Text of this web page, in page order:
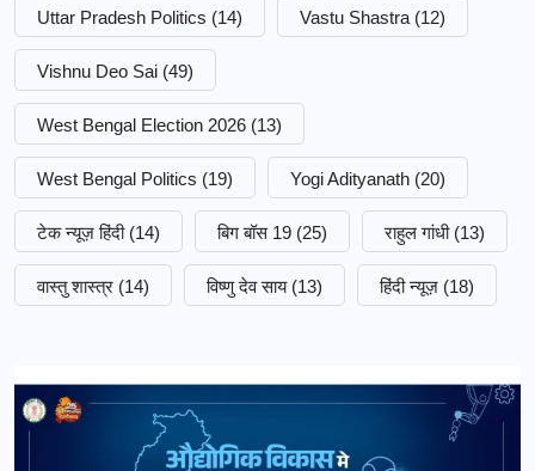
Uttar Pradesh Politics (14) Vastu Shastra (12)
Vishnu Deo Sai (49)
West Bengal Election 2026 (13)
West Bengal Politics (19) Yogi Adityanath (20)
टेक न्यूज़ हिंदी (14) बिग बॉस 19 (25) राहुल गांधी (13)
वास्तु शास्त्र (14) विष्णु देव साय (13) हिंदी न्यूज़ (18)